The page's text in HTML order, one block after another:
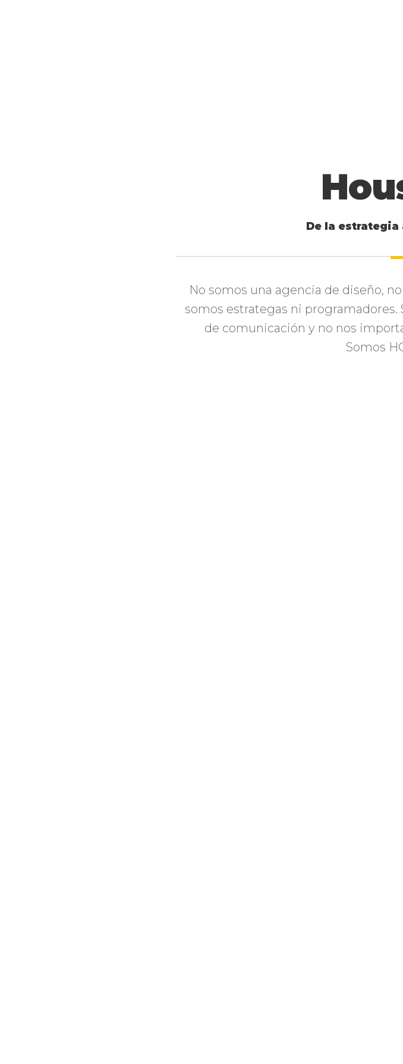
De la
No somos una agencia de diseño,
somos estrategas ni
de comunicación y no nos
Somos